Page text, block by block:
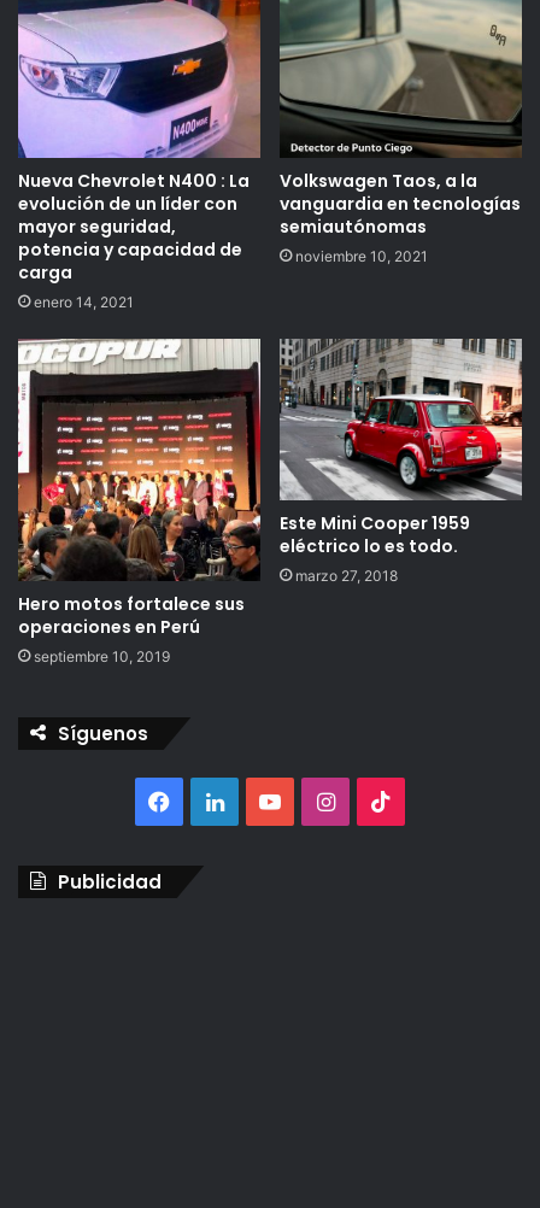
Nueva Chevrolet N400 : La
evolución de un líder con
mayor seguridad,
potencia y capacidad de
carga
enero 14, 2021
Volkswagen Taos, a la
vanguardia en tecnologías
semiautónomas
noviembre 10, 2021
Hero motos fortalece sus
operaciones en Perú
septiembre 10, 2019
Este Mini Cooper 1959
eléctrico lo es todo.
marzo 27, 2018
Síguenos
Facebook
LinkedInYouTubeInstagram
Publicidad